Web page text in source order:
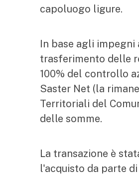
capoluogo ligure.
In base agli
trasferimento delle
100% del controllo
Saster Net (la
Territoriali del
delle somme.
La transazione è
l'acquisto da parte